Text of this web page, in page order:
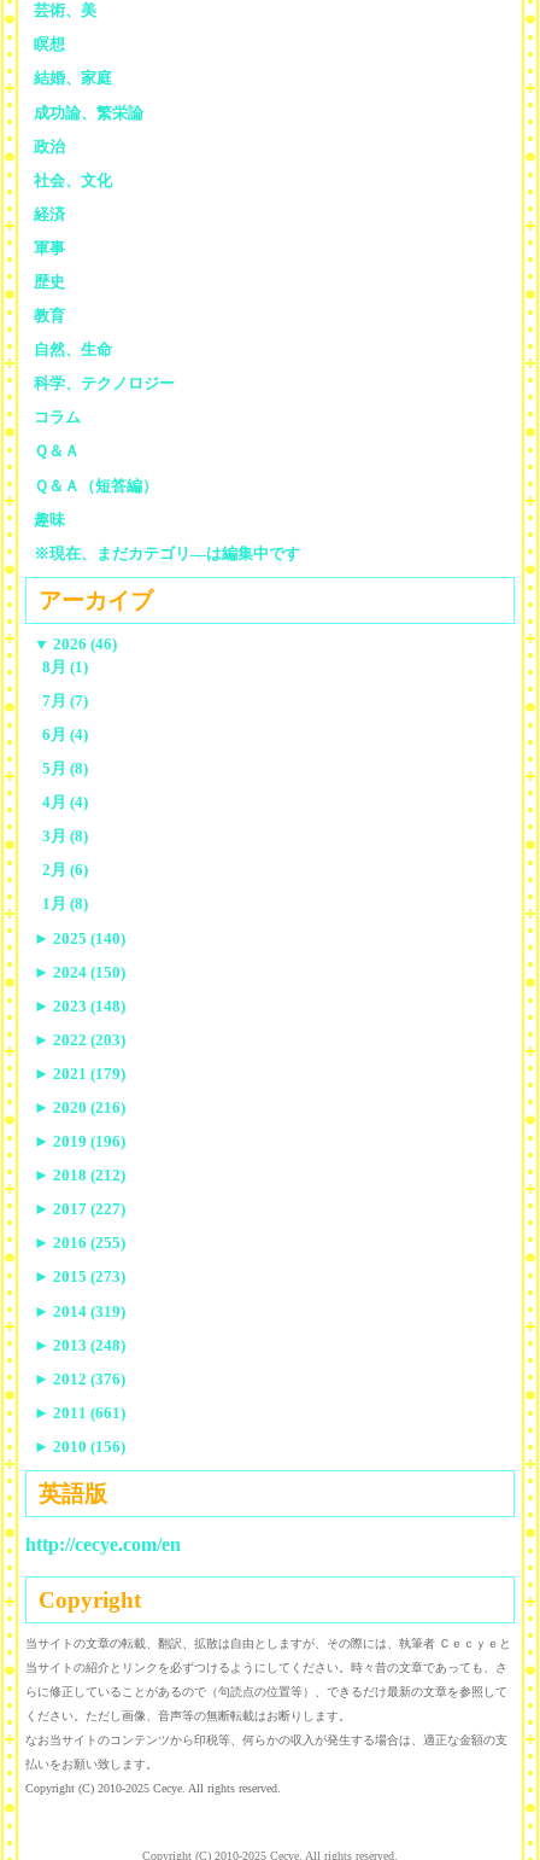
芸術、美
瞑想
結婚、家庭
成功論、繁栄論
政治
社会、文化
経済
軍事
歴史
教育
自然、生命
科学、テクノロジー
コラム
Ｑ＆Ａ
Ｑ＆Ａ（短答編）
趣味
※現在、まだカテゴリ—は編集中です
アーカイブ
▼ 2026 (46)
8月 (1)
7月 (7)
6月 (4)
5月 (8)
4月 (4)
3月 (8)
2月 (6)
1月 (8)
► 2025 (140)
► 2024 (150)
► 2023 (148)
► 2022 (203)
► 2021 (179)
► 2020 (216)
► 2019 (196)
► 2018 (212)
► 2017 (227)
► 2016 (255)
► 2015 (273)
► 2014 (319)
► 2013 (248)
► 2012 (376)
► 2011 (661)
► 2010 (156)
英語版
http://cecye.com/en
Copyright
当サイトの文章の転載、翻訳、拡散は自由としますが、その際には、執筆者 Ｃｅｃｙｅと
当サイトの紹介とリンクを必ずつけるようにしてください。時々昔の文章であっても、さ
らに修正していることがあるので（句読点の位置等）、できるだけ最新の文章を参照して
ください。ただし画像、音声等の無断転載はお断りします。
なお当サイトのコンテンツから印税等、何らかの収入が発生する場合は、適正な金額の支
払いをお願い致します。
Copyright (C) 2010-2025 Cecye. All rights reserved.
Copyright (C) 2010-2025 Cecye. All rights reserved.